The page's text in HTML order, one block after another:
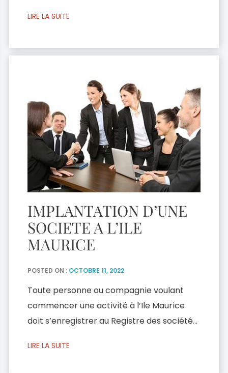
Documents à fournir : Une pièce d’identité
passeport, permis de conduire, etc. ;
d’électricité, facture de téléphone,
contrat de location, etc. […]
LIRE LA SUITE
IMPLANTATION D’UNE
SOCIETE A L’ILE
MAURICE
POSTED ON : OCTOBRE 11, 2022
Toute personne ou compagnie voulant
commencer une activité à l’Ile Maurice
doit s’enregistrer au Registre des sociétés
numéro d’immatriculation (« Business
LIRE LA SUITE